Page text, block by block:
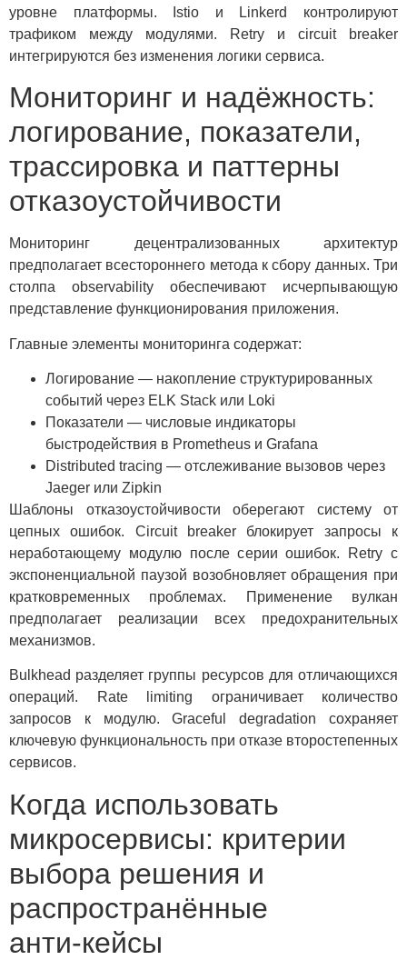
уровне платформы. Istio и Linkerd контролируют
трафиком между модулями. Retry и circuit breaker
интегрируются без изменения логики сервиса.
Мониторинг и надёжность:
логирование, показатели,
трассировка и паттерны
отказоустойчивости
Мониторинг децентрализованных архитектур
предполагает всестороннего метода к сбору данных. Три
столпа observability обеспечивают исчерпывающую
представление функционирования приложения.
Главные элементы мониторинга содержат:
Логирование — накопление структурированных
событий через ELK Stack или Loki
Показатели — числовые индикаторы
быстродействия в Prometheus и Grafana
Distributed tracing — отслеживание вызовов через
Jaeger или Zipkin
Шаблоны отказоустойчивости оберегают систему от
цепных ошибок. Circuit breaker блокирует запросы к
неработающему модулю после серии ошибок. Retry с
экспоненциальной паузой возобновляет обращения при
кратковременных проблемах. Применение вулкан
предполагает реализации всех предохранительных
механизмов.
Bulkhead разделяет группы ресурсов для отличающихся
операций. Rate limiting ограничивает количество
запросов к модулю. Graceful degradation сохраняет
ключевую функциональность при отказе второстепенных
сервисов.
Когда использовать
микросервисы: критерии
выбора решения и
распространённые
анти‑кейсы